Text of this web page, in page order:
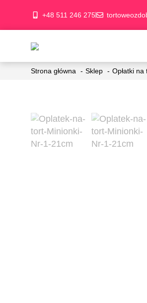
+48 511 246 275
Strona główna Sklep Opłatki na